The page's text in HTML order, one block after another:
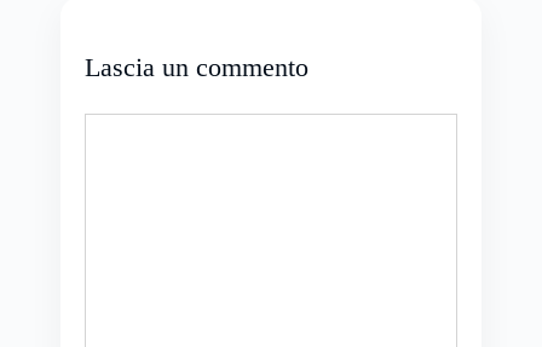
Lascia un commento